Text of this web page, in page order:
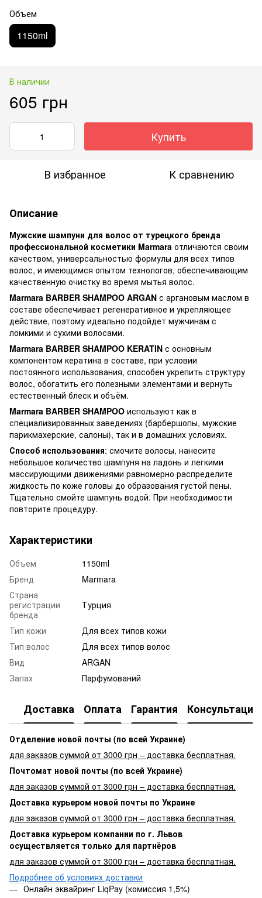
Объем
1150ml
В наличии
605 грн
Купить
В избранное К сравнению
Описание
Мужские шампуни для волос от турецкого бренда
профессиональной косметики Marmara отличаются своим
качеством, универсальностью формулы для всех типов
волос, и имеющимся опытом технологов, обеспечивающим
качественную очистку во время мытья волос.
Marmara BARBER SHAMPOO ARGAN с аргановым маслом в
составе обеспечивает регенеративное и укрепляющее
действие, поэтому идеально подойдет мужчинам с
ломкими и сухими волосами.
Marmara BARBER SHAMPOO KERATIN с основным
компонентом кератина в составе, при условии
постоянного использования, способен укрепить структуру
волос, обогатить его полезными элементами и вернуть
естественный блеск и объём.
Marmara BARBER SHAMPOO используют как в
специализированных заведениях (барбершопы, мужские
парикмахерские, салоны), так и в домашних условиях.
Способ использования: смочите волосы, нанесите
небольшое количество шампуня на ладонь и легкими
массирующими движениями равномерно распределите
жидкость по коже головы до образования густой пены.
Тщательно смойте шампунь водой. При необходимости
повторите процедуру.
Характеристики
Объем
1150ml
Бренд
Marmara
Страна
регистрации
бренда
Турция
Тип кожи
Для всех типов кожи
Тип волос
Для всех типов волос
Вид
ARGAN
Запах
Парфумований
Доставка Оплата Гарантия Консультация
Отделение новой почты (по всей Украине)
для заказов суммой от 3000 грн – доставка бесплатная.
Почтомат новой почты (по всей Украине)
для заказов суммой от 3000 грн – доставка бесплатная.
Доставка курьером новой почты по Украине
для заказов суммой от 3000 грн – доставка бесплатная.
Доставка курьером компании по г. Львов
осуществляется только для партнёров
для заказов суммой от 3000 грн – доставка бесплатная.
Подробнее об условиях доставки
Онлайн эквайринг LiqPay (комиссия 1,5%)